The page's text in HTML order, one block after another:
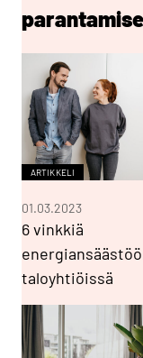
ARTIKKELI
6 vinkkiä
taloyhtiöissä
01.03.2023